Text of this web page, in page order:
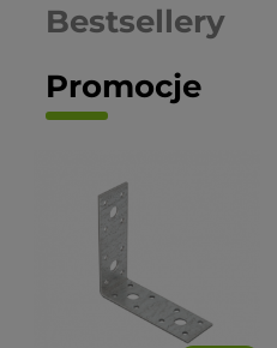
Promocje
Bestsellery